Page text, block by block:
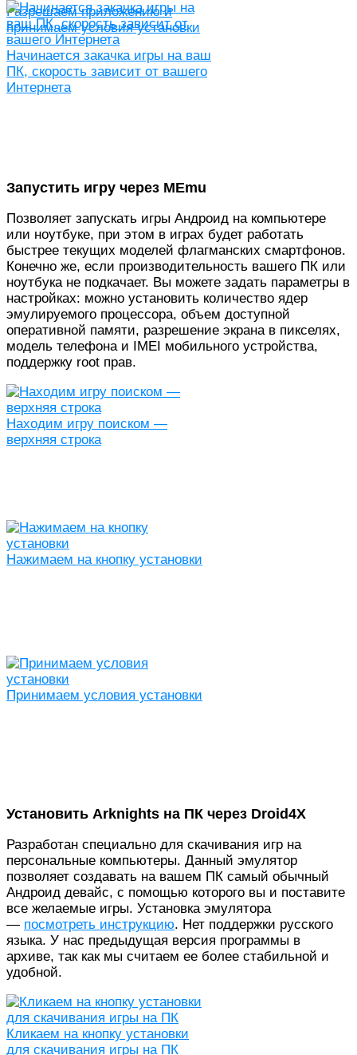
Разрешаем приложению и
принимаем условия установки
Начинается закачка игры на ваш
ПК, скорость зависит от вашего
Интернета
Запустить игру через MEmu
Позволяет запускать игры Андроид на компьютере
или ноутбуке, при этом в играх будет работать
быстрее текущих моделей флагманских смартфонов.
Конечно же, если производительность вашего ПК или
ноутбука не подкачает. Вы можете задать параметры в
настройках: можно установить количество ядер
эмулируемого процессора, объем доступной
оперативной памяти, разрешение экрана в пикселях,
модель телефона и IMEI мобильного устройства,
поддержку root прав.
Находим игру поиском —
верхняя строка
Нажимаем на кнопку установки
Принимаем условия установки
Установить Arknights на ПК через Droid4X
Разработан специально для скачивания игр на
персональные компьютеры. Данный эмулятор
позволяет создавать на вашем ПК самый обычный
Андроид девайс, с помощью которого вы и поставите
все желаемые игры. Установка эмулятора
— посмотреть инструкцию. Нет поддержки русского
языка. У нас предыдущая версия программы в
архиве, так как мы считаем ее более стабильной и
удобной.
Кликаем на кнопку установки
для скачивания игры на ПК